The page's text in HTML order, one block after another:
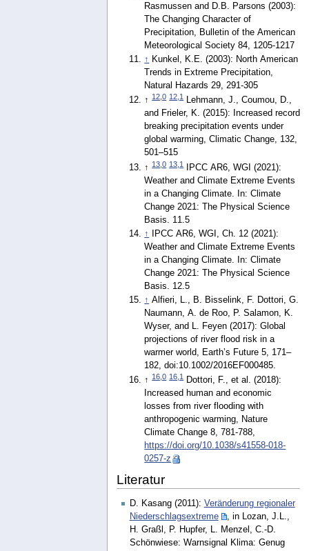
Rasmussen and D.B. Parsons (2003):
The Changing Character of
Precipitation, Bulletin of the American
Meteorological Society 84, 1205-1217
↑ Kunkel, K.E. (2003): North American
Trends in Extreme Precipitation,
Natural Hazards 29, 291-305
↑12,0 12,1
Lehmann, J., Coumou, D.,
and Frieler, K. (2015): Increased record
breaking precipitation events under
global warming, Climatic Change, 132,
501–515
↑13,0 13,1
IPCC AR6, WGI (2021):
Weather and Climate Extreme Events
in a Changing Climate. In: Climate
Change 2021: The Physical Science
Basis. 11.5
↑
IPCC AR6, WGI, Ch. 12 (2021):
Weather and Climate Extreme Events
in a Changing Climate. In: Climate
Change 2021: The Physical Science
Basis. 12.5
↑ Alfieri, L., B. Bisselink, F. Dottori, G.
Naumann, A. de Roo, P. Salamon, K.
Wyser, and L. Feyen (2017): Global
projections of river flood risk in a
warmer world, Earth’s Future 5, 171–
182, doi:10.1002/2016EF000485.
↑16,0 16,1
Dottori, F., et al. (2018):
Increased human and economic
losses from river flooding with
anthropogenic warming, Nature
Climate Change 8, 781-788,
https://doi.org/10.1038/s41558-018-
0257-z
Literatur
D. Kasang (2011): Veränderung regionaler
Niederschlagsextreme
, in Lozan, J.L.,
H. Graßl, P. Hupfer, L. Menzel, C.-D.
Schönwiese: Warnsignal Klima: Genug